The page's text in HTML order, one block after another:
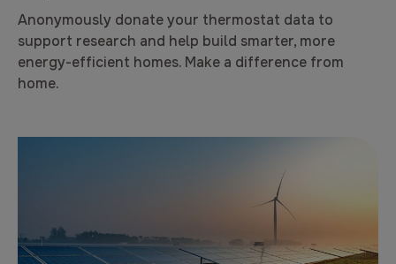
Anonymously donate your thermostat data to
support research and help build smarter, more
energy-efficient homes. Make a difference from
home.